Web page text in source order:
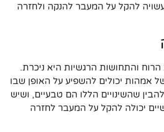
להקל על המעבר להנקה ולחזרה
והתחושות הרגשיות היא ניכרת.
של אמהות יכולים להשפיע על האופן שבו
שהשינויים הללו הם טבעיים, ושיש
יכולה להקל על המעבר לחזרה